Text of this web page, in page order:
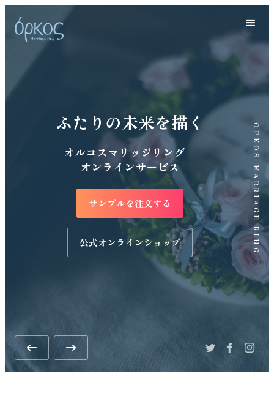
OPKOS MARRIAGE RING
ふたりの未来を描く
オルコスマリッジリング
オンラインサービス
サンプルを注文する
公式オンラインショップ